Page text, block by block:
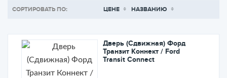
СОРТИРОВАТЬ ПО: ЦЕНЕ НАЗВАНИЮ
Дверь (Сдвижная) Форд
Транзит Коннект / Ford
Transit Connect